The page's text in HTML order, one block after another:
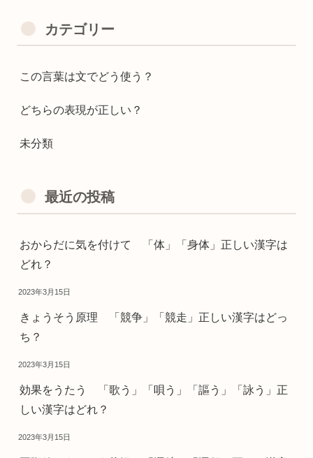
カテゴリー
この言葉は文でどう使う？
どちらの表現が正しい？
未分類
最近の投稿
おからだに気を付けて 「体」「身体」正しい漢字は
どれ？
2023年3月15日
きょうそう原理 「競争」「競走」正しい漢字はどっ
ち？
2023年3月15日
効果をうたう 「歌う」「唄う」「謳う」「詠う」正
しい漢字はどれ？
2023年3月15日